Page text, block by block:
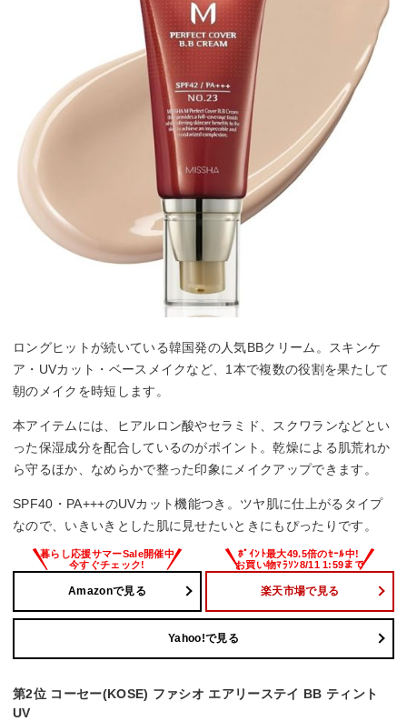
ロングヒットが続いている韓国発の人気BBクリーム。スキンケ
ア・UVカット・ベースメイクなど、1本で複数の役割を果たして
朝のメイクを時短します。
本アイテムには、ヒアルロン酸やセラミド、スクワランなどとい
った保湿成分を配合しているのがポイント。乾燥による肌荒れか
ら守るほか、なめらかで整った印象にメイクアップできます。
SPF40・PA+++のUVカット機能つき。ツヤ肌に仕上がるタイプ
なので、いきいきとした肌に見せたいときにもぴったりです。
Amazonで見る 楽天市場で見る
Yahoo!で見る
第2位 コーセー(KOSE) ファシオ エアリーステイ BB ティント
UV